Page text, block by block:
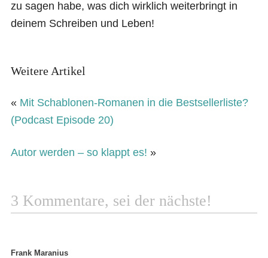
zu sagen habe, was dich wirklich weiterbringt in
deinem Schreiben und Leben!
Weitere Artikel
« Mit Schablonen-Romanen in die Bestsellerliste?
(Podcast Episode 20)
Autor werden – so klappt es! »
3 Kommentare, sei der nächste!
Frank Maranius